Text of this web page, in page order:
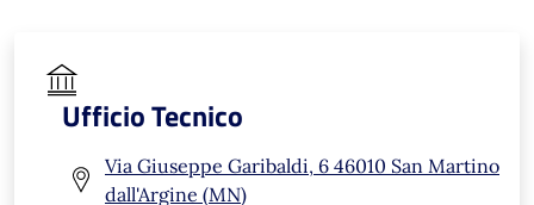
Ufficio Tecnico
Via Giuseppe Garibaldi, 6 46010 San Martino
dall'Argine (MN)